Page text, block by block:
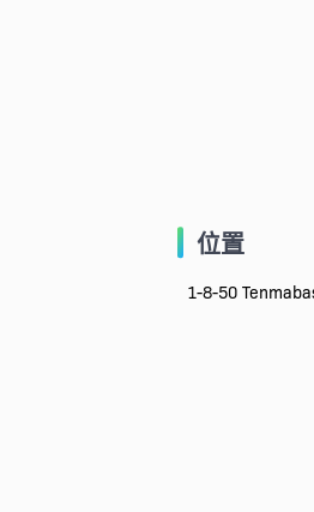
位置
1-8-50